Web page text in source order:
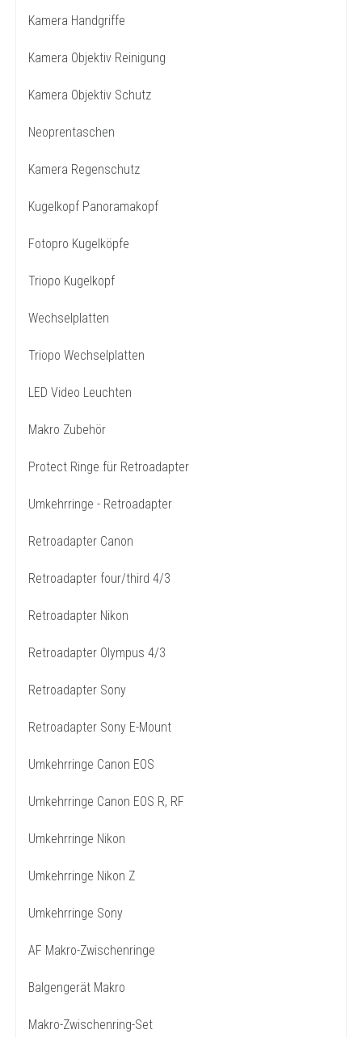
Kamera Handgriffe
Kamera Objektiv Reinigung
Kamera Objektiv Schutz
Neoprentaschen
Kamera Regenschutz
Kugelkopf Panoramakopf
Fotopro Kugelköpfe
Triopo Kugelkopf
Wechselplatten
Triopo Wechselplatten
LED Video Leuchten
Makro Zubehör
Protect Ringe für Retroadapter
Umkehrringe - Retroadapter
Retroadapter Canon
Retroadapter four/third 4/3
Retroadapter Nikon
Retroadapter Olympus 4/3
Retroadapter Sony
Retroadapter Sony E-Mount
Umkehrringe Canon EOS
Umkehrringe Canon EOS R, RF
Umkehrringe Nikon
Umkehrringe Nikon Z
Umkehrringe Sony
AF Makro-Zwischenringe
Balgengerät Makro
Makro-Zwischenring-Set